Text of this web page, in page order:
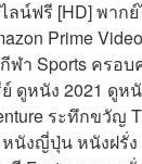
น์ฟรี [HD] พาก
Prime
ฬา Sports ครอ
ดูหนัง 2021 ดู
ระทึกขวัญ
นังญี่ปุ่น หนังฝรั่